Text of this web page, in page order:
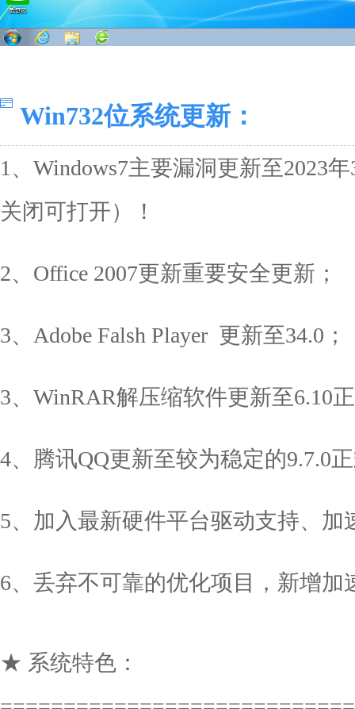
Win732位系统更新：
1、Windows7主要漏洞更新至2023
关闭可打开）！
2、Office 2007更新重要安全更新；
3、Adobe Falsh Player 更新至34.0；
3、WinRAR解压缩软件更新至6.10
4、腾讯QQ更新至较为稳定的9.7.0
5、加入最新硬件平台驱动支持、加
6、丢弃不可靠的优化项目，新增加
★ 系统特色：